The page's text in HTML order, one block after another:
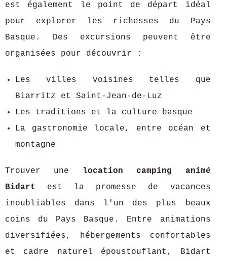
est également le point de départ idéal
pour explorer les richesses du Pays
Basque. Des excursions peuvent être
organisées pour découvrir :
Les villes voisines telles que
Biarritz et Saint-Jean-de-Luz
Les traditions et la culture basque
La gastronomie locale, entre océan et
montagne
Trouver une location camping animé
Bidart
est la promesse de vacances
inoubliables dans l'un des plus beaux
coins du Pays Basque. Entre animations
diversifiées, hébergements confortables
et cadre naturel époustouflant, Bidart